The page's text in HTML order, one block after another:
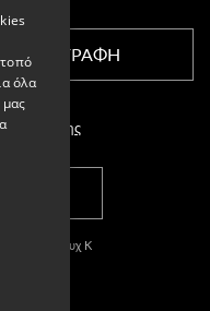
ΕΓΓΡΑΦΗ
χρήσης
Σεμπουχ Κ
όλα